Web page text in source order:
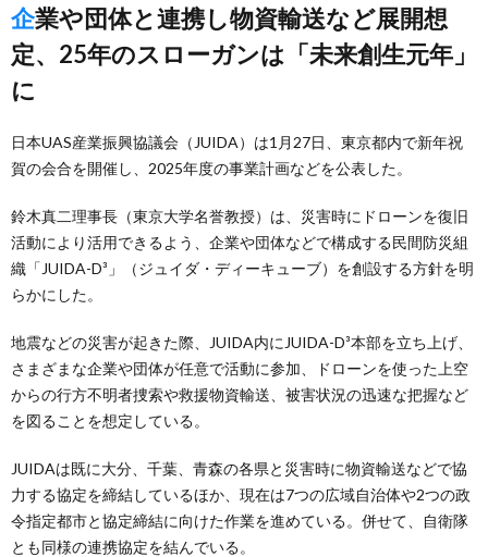
企業や団体と連携し物資輸送など展開想
定、25年のスローガンは「未来創生元年」
に
日本UAS産業振興協議会（JUIDA）は1月27日、東京都内で新年祝
賀の会合を開催し、2025年度の事業計画などを公表した。
鈴木真二理事長（東京大学名誉教授）は、災害時にドローンを復旧
活動により活用できるよう、企業や団体などで構成する民間防災組
織「JUIDA-D³」（ジュイダ・ディーキューブ）を創設する方針を明
らかにした。
地震などの災害が起きた際、JUIDA内にJUIDA-D³本部を立ち上げ、
さまざまな企業や団体が任意で活動に参加、ドローンを使った上空
からの行方不明者捜索や救援物資輸送、被害状況の迅速な把握など
を図ることを想定している。
JUIDAは既に大分、千葉、青森の各県と災害時に物資輸送などで協
力する協定を締結しているほか、現在は7つの広域自治体や2つの政
令指定都市と協定締結に向けた作業を進めている。併せて、自衛隊
とも同様の連携協定を結んでいる。